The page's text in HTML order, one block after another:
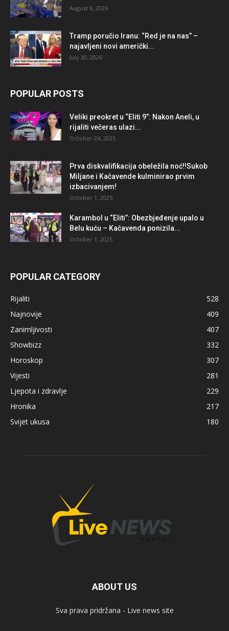
August 6, 2026
Tramp poručio Iranu: “Red je na nas” –
najavljeni novi američki...
July 30, 2026
POPULAR POSTS
Veliki preokret u “Eliti 9”: Nakon Aneli, u
rijaliti večeras ulazi...
October 24, 2025
Prva diskvalifikacija obeležila noć!!Sukob
Miljane i Kačavende kulminirao prvim
izbacivanjem!
October 1, 2025
Karambol u “Eliti”: Obezbjeđenje upalo u
Belu kuću – Kačavenda ponizila...
October 1, 2025
POPULAR CATEGORY
Rijaliti
528
Najnovije
409
Zanimljivosti
407
Showbizz
332
Horoskop
307
Vijesti
281
Ljepota i zdravlje
229
Hronika
217
Svijet ukusa
180
ABOUT US
Sva prava pridržana - Live news site